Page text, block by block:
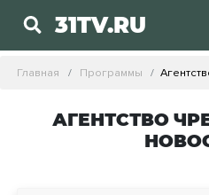
31TV.RU
Главная Программы
АГЕНТСТВО